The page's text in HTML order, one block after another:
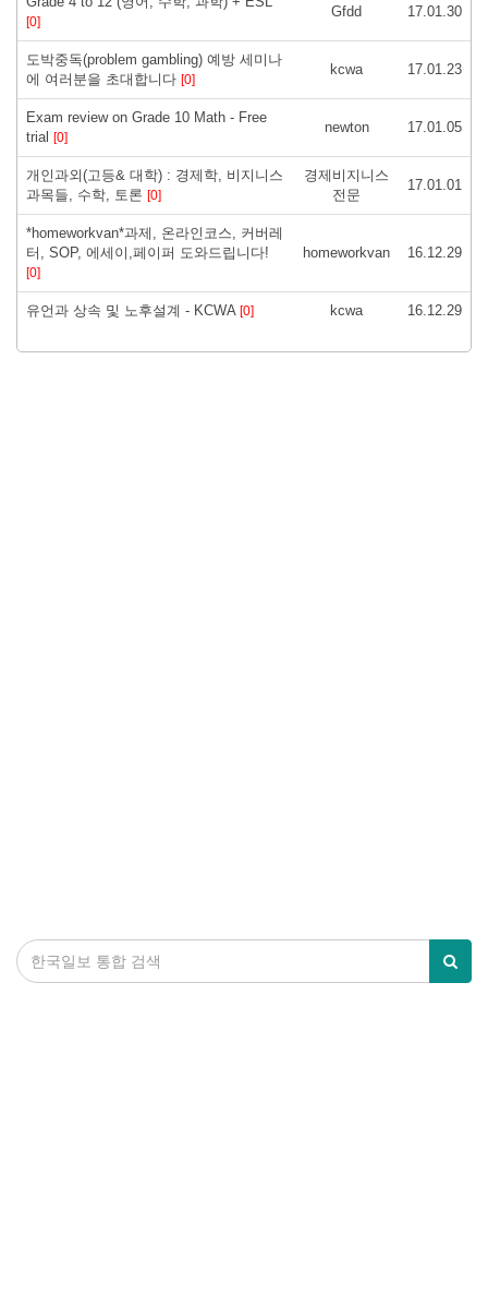
[0]
Gfdd 17.01.30
도박중독(problem gambling) 예방 세미나
에 여러분을 초대합니다 [0]
kcwa 17.01.23
Exam review on Grade 10 Math - Free
trial [0]
newton 17.01.05
개인과외(고등& 대학) : 경제학, 비지니스
과목들, 수학, 토론 [0]
경제비지니스
전문
17.01.01
*homeworkvan*과제, 온라인코스, 커버레
터, SOP, 에세이,페이퍼 도와드립니다!
[0]
homeworkvan 16.12.29
유언과 상속 및 노후설계 - KCWA [0] kcwa 16.12.29